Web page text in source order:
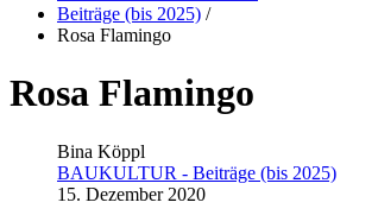
Beiträge (bis 2025) /
Rosa Flamingo
Rosa Flamingo
Bina Köppl
BAUKULTUR - Beiträge (bis 2025)
15. Dezember 2020